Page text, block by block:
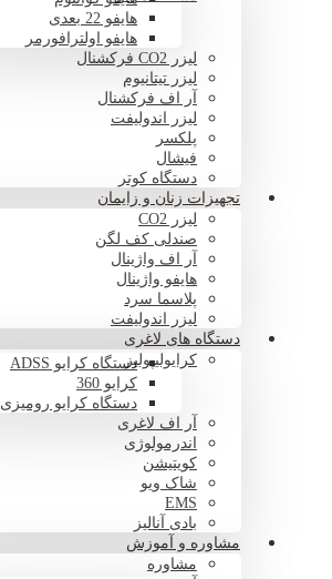
هایفو 22 بعدی
هایفو اولترافورمر
لیزر CO2 فرکشنال
لیزر تیتانیوم
آر اف فرکشنال
لیزر اندولیفت
پلکسر
فیشال
دستگاه کوتر
تجهیزات زنان و زایمان
لیزر CO2
صندلی کف لگن
آر اف واژینال
هایفو واژینال
پلاسما سرد
لیزر اندولیفت
دستگاه های لاغری
کرایولیپولیزدستگاه کرایو ADSS
کرایو 360
دستگاه کرایو رومیزی
آر اف لاغری
اندرمولوژی
کویتیشن
شاک ویو
EMS
بادی آنالیز
مشاوره و آموزش
مشاوره